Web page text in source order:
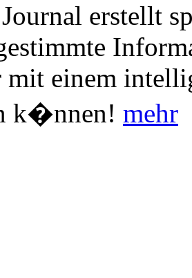
erstellt
mit einem
k�nnen! mehr